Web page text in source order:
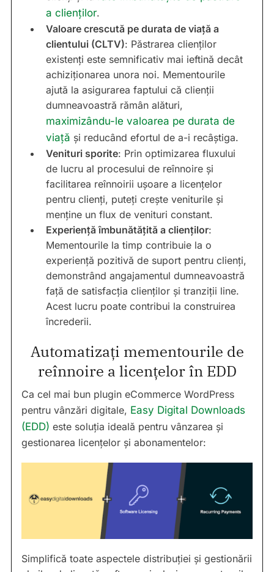
a clienților.
Valoare crescută pe durata de viață a
clientului (CLTV): Păstrarea clienților
existenți este semnificativ mai ieftină decât
achiziționarea unora noi. Mementourile
ajută la asigurarea faptului că clienții
dumneavoastră rămân alături,
maximizându-le valoarea pe durata de
viață și reducând efortul de a-i recâștiga.
Venituri sporite: Prin optimizarea fluxului
de lucru al procesului de reînnoire și
facilitarea reînnoirii ușoare a licențelor
pentru clienți, puteți crește veniturile și
menține un flux de venituri constant.
Experiență îmbunătățită a clienților:
Mementourile la timp contribuie la o
experiență pozitivă de suport pentru clienți,
demonstrând angajamentul dumneavoastră
față de satisfacția clienților și tranziții line.
Acest lucru poate contribui la construirea
încrederii.
Automatizați mementourile de
reînnoire a licențelor în EDD
Ca cel mai bun plugin eCommerce WordPress
pentru vânzări digitale, Easy Digital Downloads
(EDD) este soluția ideală pentru vânzarea și
gestionarea licențelor și abonamentelor:
Simplifică toate aspectele distribuției și gestionării